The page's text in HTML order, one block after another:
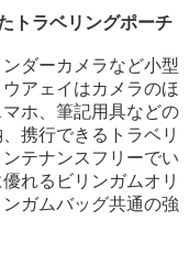
トラベリングポーチ
ダーカメラなど小型
アェイはカメラのほ
ホ、筆記用具などの
携行できるトラベリ
テナンスフリーでい
れるビリンガムオリ
ガムバッグ共通の強